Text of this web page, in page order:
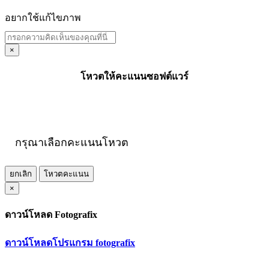
อยากใช้แก้ไขภาพ
×
โหวตให้คะแนนซอฟต์แวร์
กรุณาเลือกคะแนนโหวต
ยกเลิก
โหวตคะแนน
×
ดาวน์โหลด Fotografix
ดาวน์โหลดโปรแกรม fotografix